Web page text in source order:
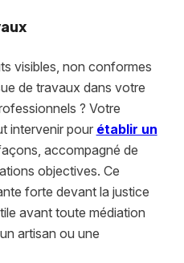
visibles, non conformes
de travaux dans votre
? Votre
intervenir pour établir un
accompagné de
objectives. Ce
forte devant la justice
avant toute médiation
artisan ou une